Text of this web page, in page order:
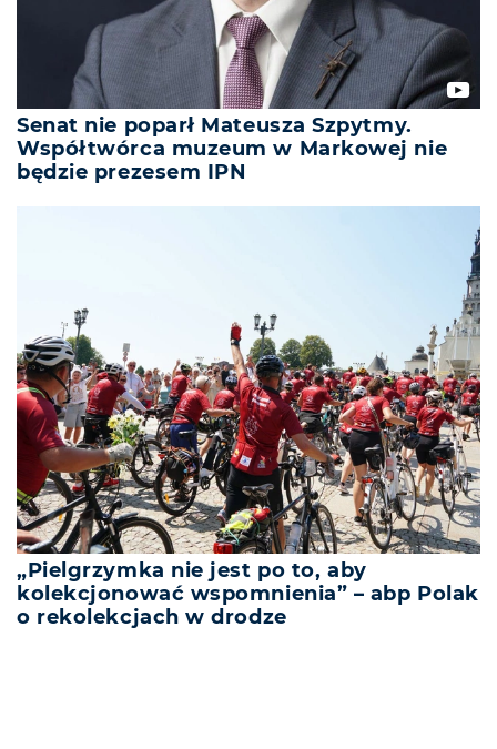
Senat nie poparł Mateusza Szpytmy.
Współtwórca muzeum w Markowej nie
będzie prezesem IPN
„Pielgrzymka nie jest po to, aby
kolekcjonować wspomnienia” – abp Polak
o rekolekcjach w drodze